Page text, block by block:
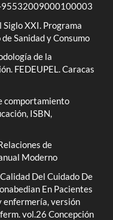
XXI. Programa
Sanidad y Consumo
de la
FEDEUPEL. Caracas
comportamiento
ISBN,
de
Moderno
Del Cuidado De
En Pacientes
enfermería, versión
vol.26 Concepción